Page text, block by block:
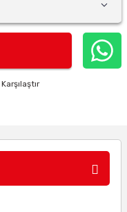
Karşılaştır